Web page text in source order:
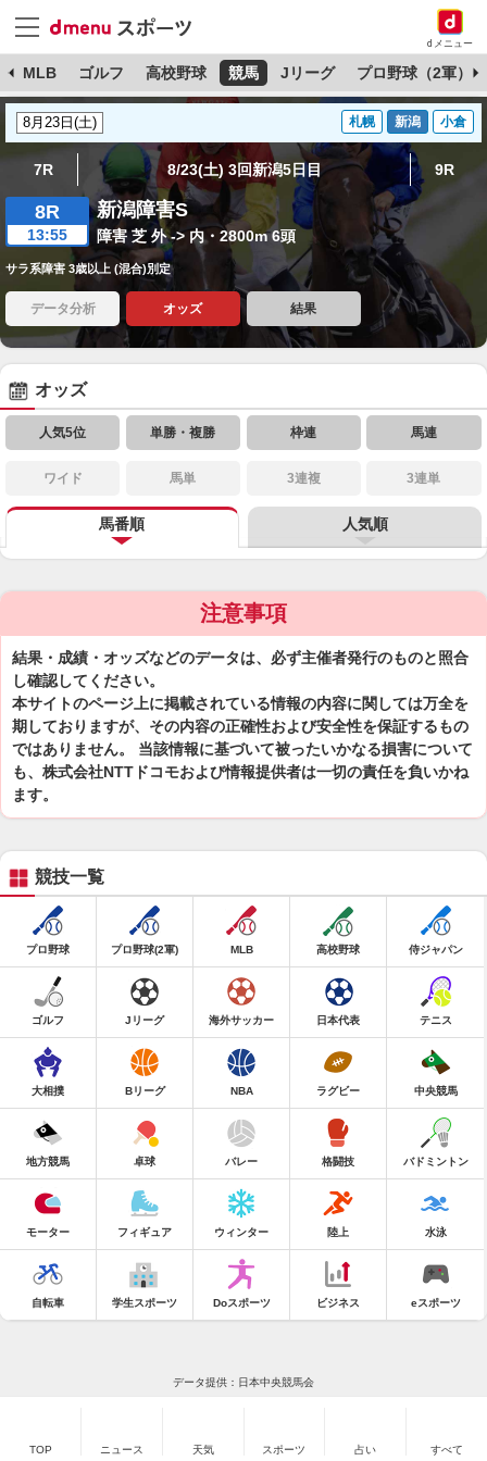
dメニュー
MLB ゴルフ 高校野球 競馬 Jリーグ プロ野球（2軍）
札幌 新潟 小倉
7R 8/23(土) 3回新潟5日目 9R
8R
13:55
新潟障害S
障害 芝 外 -> 内・2800m 6頭
サラ系障害 3歳以上 (混合)別定
データ分析 オッズ 結果
オッズ
人気5位 単勝・複勝 枠連 馬連
ワイド 馬単 3連複 3連単
馬番順 人気順
注意事項
結果・成績・オッズなどのデータは、必ず主催者発行のものと照合
し確認してください。
本サイトのページ上に掲載されている情報の内容に関しては万全を
期しておりますが、その内容の正確性および安全性を保証するもの
ではありません。 当該情報に基づいて被ったいかなる損害について
も、株式会社NTTドコモおよび情報提供者は一切の責任を負いかね
ます。
競技一覧
プロ野球 プロ野球(2軍) MLB 高校野球 侍ジャパン
ゴルフ Jリーグ 海外サッカー 日本代表 テニス
大相撲 Bリーグ NBA ラグビー 中央競馬
地方競馬 卓球 バレー 格闘技 バドミントン
モーター フィギュア ウィンター 陸上 水泳
自転車 学生スポーツ Doスポーツ ビジネス eスポーツ
データ提供：日本中央競馬会
TOP ニュース 天気 スポーツ 占い すべて